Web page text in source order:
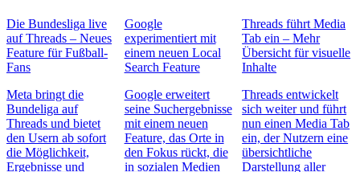
Die Bundesliga live
auf Threads – Neues
Feature für Fußball-
Fans
Meta bringt die
Bundeliga auf
Threads und bietet
den Usern ab sofort
die Möglichkeit,
Ergebnisse und
Google
experimentiert mit
einem neuen Local
Search Feature
Google erweitert
seine Suchergebnisse
mit einem neuen
Feature, das Orte in
den Fokus rückt, die
in sozialen Medien
Threads führt Media
Tab ein – Mehr
Übersicht für visuelle
Inhalte
Threads entwickelt
sich weiter und führt
nun einen Media Tab
ein, der Nutzern eine
übersichtliche
Darstellung aller